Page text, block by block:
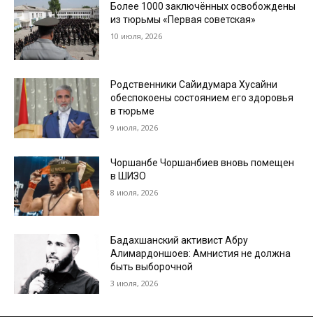
Более 1000 заключённых освобождены
из тюрьмы «Первая советская»
10 июля, 2026
Родственники Сайидумара Хусайни
обеспокоены состоянием его здоровья
в тюрьме
9 июля, 2026
Чоршанбе Чоршанбиев вновь помещен
в ШИЗО
8 июля, 2026
Бадахшанский активист Абру
Алимардоншоев: Амнистия не должна
быть выборочной
3 июля, 2026